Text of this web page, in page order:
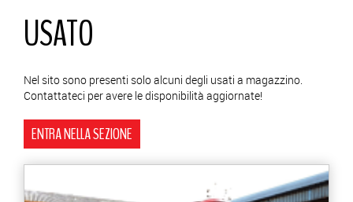
USATO
Nel sito sono presenti solo alcuni degli usati a magazzino.
Contattateci per avere le disponibilità aggiornate!
ENTRA NELLA SEZIONE